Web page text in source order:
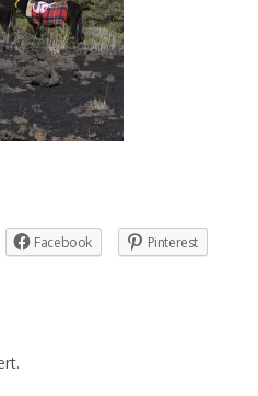
Facebook Pinterest